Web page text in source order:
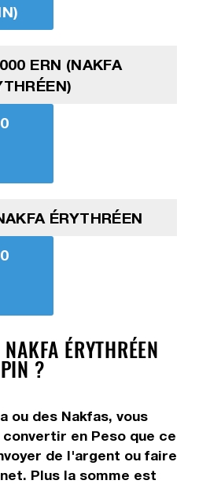
ERN (NAKFA
ÉRYTHRÉEN
ÉRYTHRÉEN
?
ou des Nakfas, vous
en Peso que ce
de l'argent ou faire
Plus la somme est